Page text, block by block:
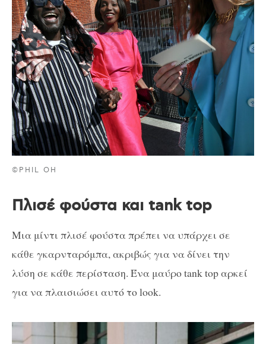
©PHIL OH
Πλισέ φούστα και tank top
Μια μίντι πλισέ φούστα πρέπει να υπάρχει σε
κάθε γκαρνταρόμπα, ακριβώς για να δίνει την
λύση σε κάθε περίσταση. Ένα μαύρο tank top αρκεί
για να πλαισιώσει αυτό το look.